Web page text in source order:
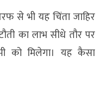
से भी यह चिंता जाहिर
का लाभ सीधे तौर पर
को मिलेगा। यह कैसा